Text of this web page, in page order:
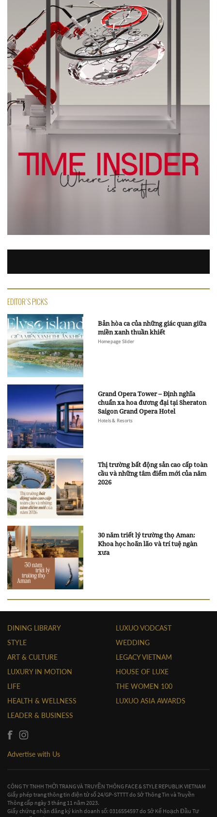
EDITOR'S PICKS
Bản hòa ca của những giác quan giữa
miền xanh thuần khiết
Homepage Slider
Grand Opera Tower – Định nghĩa
chuẩn xa hoa đương đại tại Sheraton
Saigon Grand Opera Hotel
Hotels & Resorts
Thị trường bất động sản cao cấp toàn
cầu và những tâm điểm mới của năm
2026
30 năm triết lý trường thọ Aman:
Khoa học hoãn lão và trí tuệ ngàn
xưa
DINING LIBRARY
STYLE
ART & CULTURE
LUXURY IN MOTION
LIFE
HEALTH & WELLNESS
LEADER & BUSINESS
LUXUO VODCAST
WEDDING
LEGACY VIETNAM
HOUSE OF LUXE
THE WOMEN 100
LUXUO ASIA AWARDS
Advertise with Us
CÔNG TY TNHH THỜI TRANG VÀ TRUYỀN THÔNG FACE & STYLE REPUBLIK VIETNAM
Giấy phép trang thông tin điện tử số 24/GP-STTTT do Sở Thông Tin và Truyền
Thông cấp ngày 3 tháng 11 năm 2023.
Giấy chứng nhận đăng ký kinh doanh số: 0316554597 do Sở Kế Hoạch Đầu Tư